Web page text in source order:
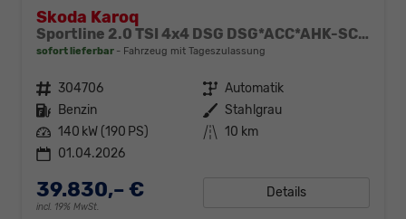
Skoda Karoq
Sportline 2.0 TSI 4x4 DSG DSG*ACC*AHK-SCHWENKBAR*PDC-HINTEN*KESSY*LENKRADHEIZUNG*
sofort lieferbar Fahrzeug mit Tageszulassung
Fahrzeugnr. 304706 Getriebe Automatik
Kraftstoff Benzin Außenfarbe Stahlgrau
Leistung 140 kW (190 PS) Kilometerstand 10 km
01.04.2026
39.830,– €
incl. 19% MwSt.
Details